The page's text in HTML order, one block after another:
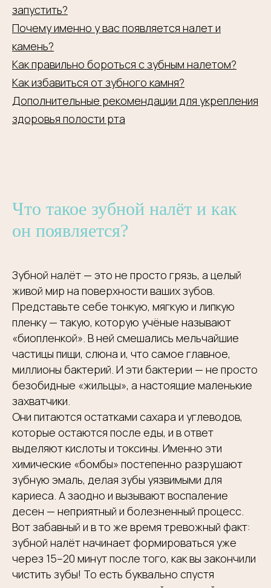
запустить?
Почему именно у вас появляется налет и
камень?
Как правильно бороться с зубным налетом?
Как избавиться от зубного камня?
Дополнительные рекомендации для укрепления
здоровья полости рта
Что такое зубной налёт и как
он появляется?
Зубной налёт — это не просто грязь, а целый
живой мир на поверхности ваших зубов.
Представьте себе тонкую, мягкую и липкую
пленку — такую, которую учёные называют
«биопленкой». В ней смешались мельчайшие
частицы пищи, слюна и, что самое главное,
миллионы бактерий. И эти бактерии — не просто
безобидные «жильцы», а настоящие маленькие
захватчики.
Они питаются остатками сахара и углеводов,
которые остаются после еды, и в ответ
выделяют кислоты и токсины. Именно эти
химические «бомбы» постепенно разрушают
зубную эмаль, делая зубы уязвимыми для
кариеса. А заодно и вызывают воспаление
десен — неприятный и болезненный процесс.
Вот забавный и в то же время тревожный факт:
зубной налёт начинает формироваться уже
через 15–20 минут после того, как вы закончили
чистить зубы! То есть буквально спустя